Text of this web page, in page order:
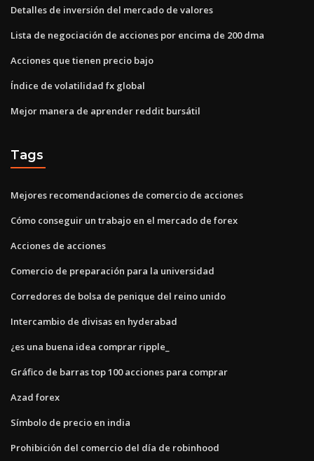
Detalles de inversión del mercado de valores
Lista de negociación de acciones por encima de 200 dma
Acciones que tienen precio bajo
Índice de volatilidad fx global
Mejor manera de aprender reddit bursátil
Tags
Mejores recomendaciones de comercio de acciones
Cómo conseguir un trabajo en el mercado de forex
Acciones de acciones
Comercio de preparación para la universidad
Corredores de bolsa de penique del reino unido
Intercambio de divisas en hyderabad
¿es una buena idea comprar ripple_
Gráfico de barras top 100 acciones para comprar
Azad forex
Símbolo de precio en india
Prohibición del comercio del día de robinhood